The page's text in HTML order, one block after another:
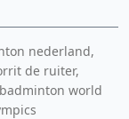
nederland,
de ruiter,
world